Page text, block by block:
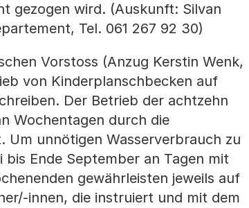
gezogen wird. (Auskunft: Silvan
Tel. 061 267 92 30)
Vorstoss (Anzug Kerstin Wenk,
von Kinderplanschbecken auf
Der Betrieb der achtzehn
Wochentagen durch die
unnötigen Wasserverbrauch zu
Ende September an Tagen mit
gewährleisten jeweils auf
innen, die instruiert und mit dem